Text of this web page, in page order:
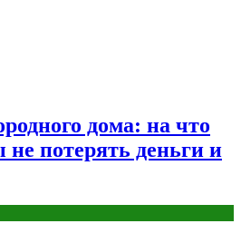
дома: на что
не потерять деньги и